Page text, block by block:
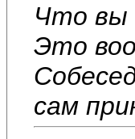
Что вы
Это
сам